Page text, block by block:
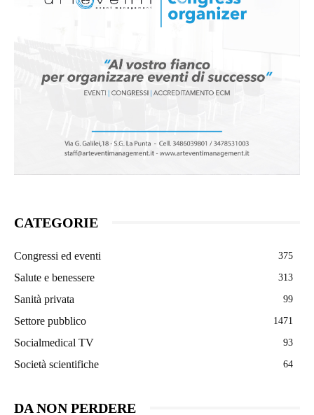
CATEGORIE
Congressi ed eventi 375
Salute e benessere 313
Sanità privata 99
Settore pubblico 1471
Socialmedical TV 93
Società scientifiche 64
DA NON PERDERE